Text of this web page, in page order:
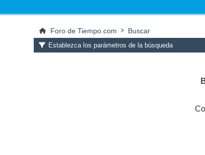
Foro de Tiempo.com Buscar
Establezca los parámetros de la búsqueda